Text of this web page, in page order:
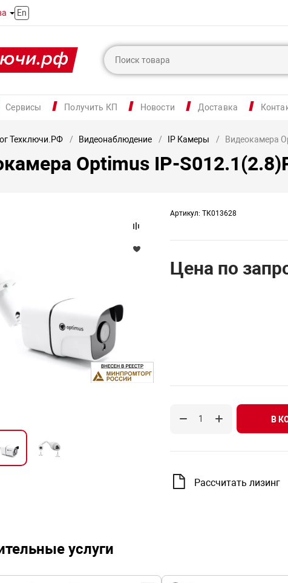
En
Сервисы Получить КП Новости Доставка
Техключи.РФ Видеонаблюдение IP Камеры Видеокамера
Optimus IP-
Артикул: ТК013628
Цена по
В
Рассчитать лизинг
услуги